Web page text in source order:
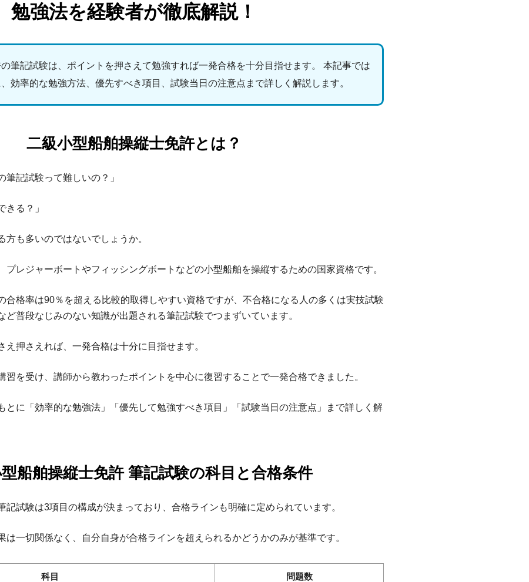
勉強法を経験者が徹底解説！
筆記試験は、ポイントを押さえて勉強すれば一発合格を十分目指せます。 本記事では
効率的な勉強方法、優先すべき項目、試験当日の注意点まで詳しく解説します。
二級小型船舶操縦士免許とは？
筆記試験って難しいの？」
きる？」
方も多いのではないでしょうか。
プレジャーボートやフィッシングボートなどの小型船舶を操縦するための国家資格です。
合格率は90％を超える比較的取得しやすい資格ですが、不合格になる人の多くは実技試験
ど普段なじみのない知識が出題される筆記試験でつまずいています。
え押さえれば、一発合格は十分に目指せます。
習を受け、講師から教わったポイントを中心に復習することで一発合格できました。
とに「効率的な勉強法」「優先して勉強すべき項目」「試験当日の注意点」まで詳しく解
船舶操縦士免許 筆記試験の科目と合格条件
記試験は3項目の構成が決まっており、合格ラインも明確に定められています。
は一切関係なく、自分自身が合格ラインを超えられるかどうかのみが基準です。
科目 問題数